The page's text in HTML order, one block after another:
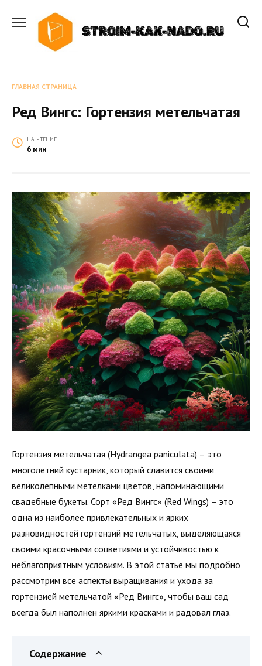
содержанию
ГЛАВНАЯ СТРАНИЦА
Ред Вингс: Гортензия метельчатая
НА ЧТЕНИЕ
6 мин
Гортензия метельчатая (Hydrangea paniculata) – это
многолетний кустарник, который славится своими
великолепными метелками цветов, напоминающими
свадебные букеты. Сорт «Ред Вингс» (Red Wings) – это
одна из наиболее привлекательных и ярких
разновидностей гортензий метельчатых, выделяющаяся
своими красочными соцветиями и устойчивостью к
неблагоприятным условиям. В этой статье мы подробно
рассмотрим все аспекты выращивания и ухода за
гортензией метельчатой «Ред Вингс», чтобы ваш сад
всегда был наполнен яркими красками и радовал глаз.
Содержание